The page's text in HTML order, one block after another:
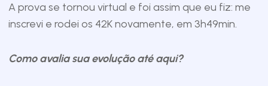
A prova se tornou virtual e foi assim que eu fiz: me
inscrevi e rodei os 42K novamente, em 3h49min.
Como avalia sua evolução até aqui?